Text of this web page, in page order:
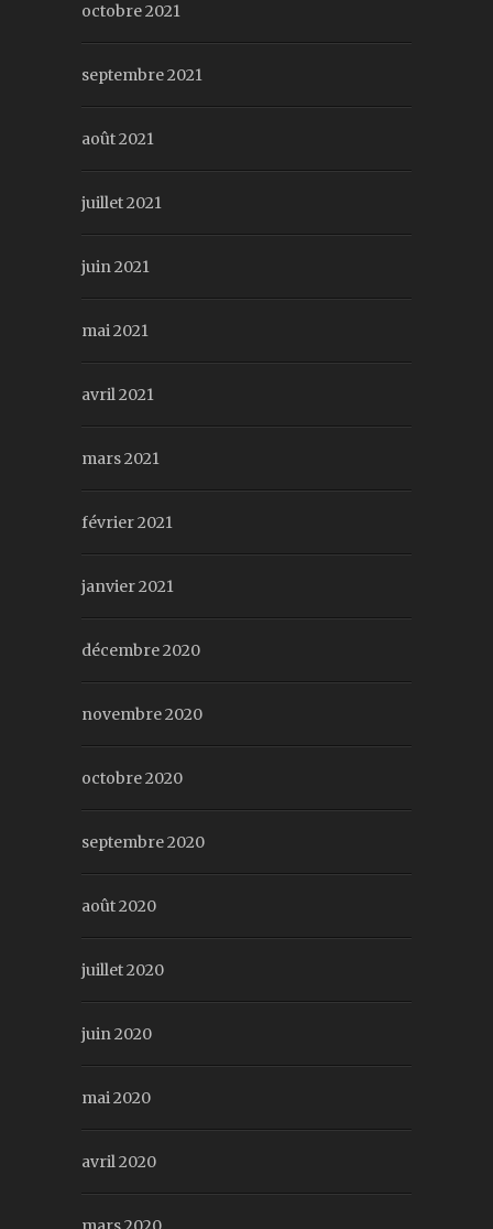
octobre 2021
septembre 2021
août 2021
juillet 2021
juin 2021
mai 2021
avril 2021
mars 2021
février 2021
janvier 2021
décembre 2020
novembre 2020
octobre 2020
septembre 2020
août 2020
juillet 2020
juin 2020
mai 2020
avril 2020